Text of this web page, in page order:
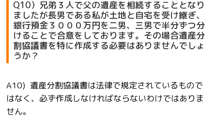
Q10）兄弟３人で父の遺産を相続することとなり
ましたが長男である私が土地と自宅を受け継ぎ、
銀行預金３０００万円を二男、三男で半分ずつ分
けることで合意をしております。その場合遺産分
割協議書を特に作成する必要はありませんでしょ
うか？
A10) 遺産分割協議書は法律で規定されているもので
はなく、必ず作成しなければならないわけではありま
せん。